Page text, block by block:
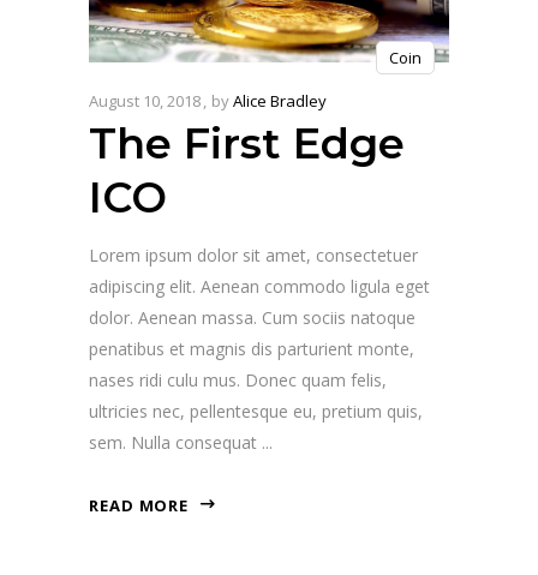
Coin
August 10, 2018 byAlice Bradley
The First Edge
ICO
Lorem ipsum dolor sit amet, consectetuer
adipiscing elit. Aenean commodo ligula eget
dolor. Aenean massa. Cum sociis natoque
penatibus et magnis dis parturient monte,
nases ridi culu mus. Donec quam felis,
ultricies nec, pellentesque eu, pretium quis,
sem. Nulla consequat
READ MORE